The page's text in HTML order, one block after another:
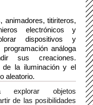
animadores, titiriteros,
electrónicos y
dispositivos y
análoga
sus creaciones.
de la iluminación y el
aleatorio.
objetos
de las posibilidades